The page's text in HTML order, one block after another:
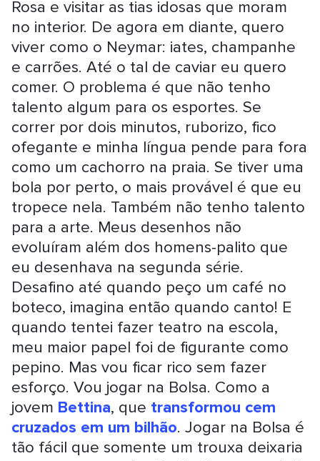
Rosa e visitar as tias idosas que moram
no interior. De agora em diante, quero
viver como o Neymar: iates, champanhe
e carrões. Até o tal de caviar eu quero
comer. O problema é que não tenho
talento algum para os esportes. Se
correr por dois minutos, ruborizo, fico
ofegante e minha língua pende para fora
como um cachorro na praia. Se tiver uma
bola por perto, o mais provável é que eu
tropece nela. Também não tenho talento
para a arte. Meus desenhos não
evoluíram além dos homens-palito que
eu desenhava na segunda série.
Desafino até quando peço um café no
boteco, imagina então quando canto! E
quando tentei fazer teatro na escola,
meu maior papel foi de figurante como
pepino. Mas vou ficar rico sem fazer
esforço. Vou jogar na Bolsa. Como a
jovem Bettina, que transformou cem
cruzados em um bilhão. Jogar na Bolsa é
tão fácil que somente um trouxa deixaria